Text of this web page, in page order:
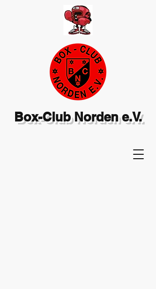
Box-Club Norden e.V.